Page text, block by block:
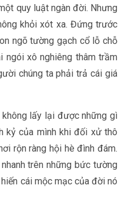
quy luật ngàn đời. Nhưng
khỏi xót xa. Đứng trước
ngõ tường gạch cổ lỗ chỗ
ngói xô nghiêng thâm trầm
chúng ta phải trả cái giá
lấy lại được những gì
kỷ của mình khi đối xử thô
rộn ràng hội hè đình đám.
trên những bức tường
cái mộc mạc của đời nó